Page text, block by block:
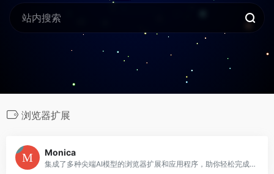
浏览器扩展
Monica
集成了多种尖端AI模型的浏览器扩展和应用程序，助你轻松完成AI对话、网页摘要、内容创作、实时搜索等任务，是提升生产力的理想选择。